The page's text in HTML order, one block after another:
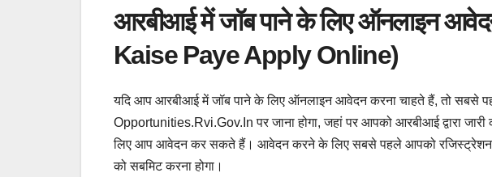
आरबीआई में जॉब पाने के लिए ऑनलाइन
Kaise Paye Apply Online)
यदि आप आरबीआई में जॉब पाने के लिए ऑनलाइन आवेदन करना चाहते हैं, तो सबसे
Opportunities.rvi.gov.in पर जाना होगा, जहां पर आपको आरबीआई द्वारा
लिए आप आवेदन कर सकते हैं। आवेदन करने के लिए सबसे पहले आपको रजिस्ट्रेशन
को सबमिट करना होगा।